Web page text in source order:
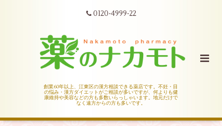
0120-4999-22
創業60年以上、江東区の漢方相談できる薬店です。不妊・目
の悩み・漢方ダイエットがご相談が多いですが、何よりも健
康維持や美容などの方も多数いらっしゃいます。地元だけで
なく遠方からの方も多いです。